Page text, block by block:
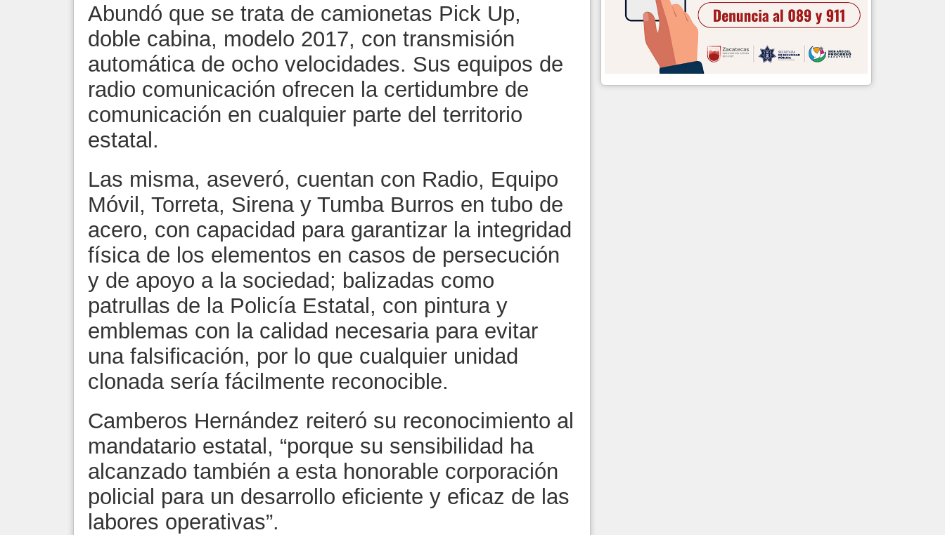
Abundó que se trata de camionetas Pick Up,
doble cabina, modelo 2017, con transmisión
automática de ocho velocidades. Sus equipos de
radio comunicación ofrecen la certidumbre de
comunicación en cualquier parte del territorio
estatal.
Las misma, aseveró, cuentan con Radio, Equipo
Móvil, Torreta, Sirena y Tumba Burros en tubo de
acero, con capacidad para garantizar la integridad
física de los elementos en casos de persecución
y de apoyo a la sociedad; balizadas como
patrullas de la Policía Estatal, con pintura y
emblemas con la calidad necesaria para evitar
una falsificación, por lo que cualquier unidad
clonada sería fácilmente reconocible.
Camberos Hernández reiteró su reconocimiento al
mandatario estatal, “porque su sensibilidad ha
alcanzado también a esta honorable corporación
policial para un desarrollo eficiente y eficaz de las
labores operativas”.